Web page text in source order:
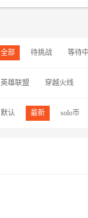
全部 待挑战 等待中
英雄联盟 穿越火线
默认 最新 solo币